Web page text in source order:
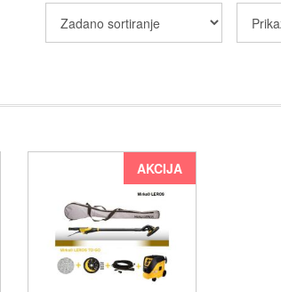
AKCIJA